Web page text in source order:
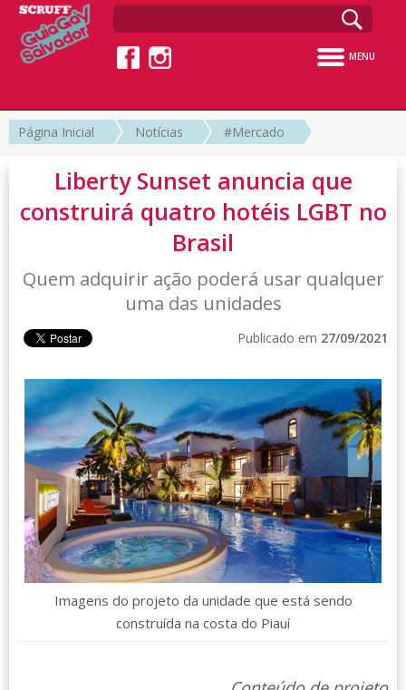
MENU
Página Inicial Notícias #Mercado
Liberty Sunset anuncia que
construirá quatro hotéis LGBT no
Brasil
Quem adquirir ação poderá usar qualquer
uma das unidades
Publicado em 27/09/2021
Imagens do projeto da unidade que está sendo
construída na costa do Piauí